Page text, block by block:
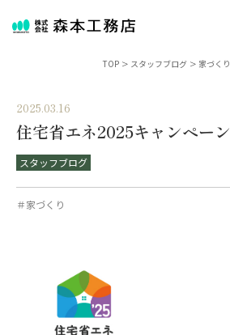
TOP > スタッフブログ > 家づくり
2025.03.16
住宅省エネ2025キャンペーン
スタッフブログ
＃家づくり